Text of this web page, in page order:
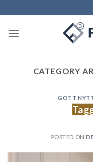
to
content
CATEGORY
GOTT
POSTED ON